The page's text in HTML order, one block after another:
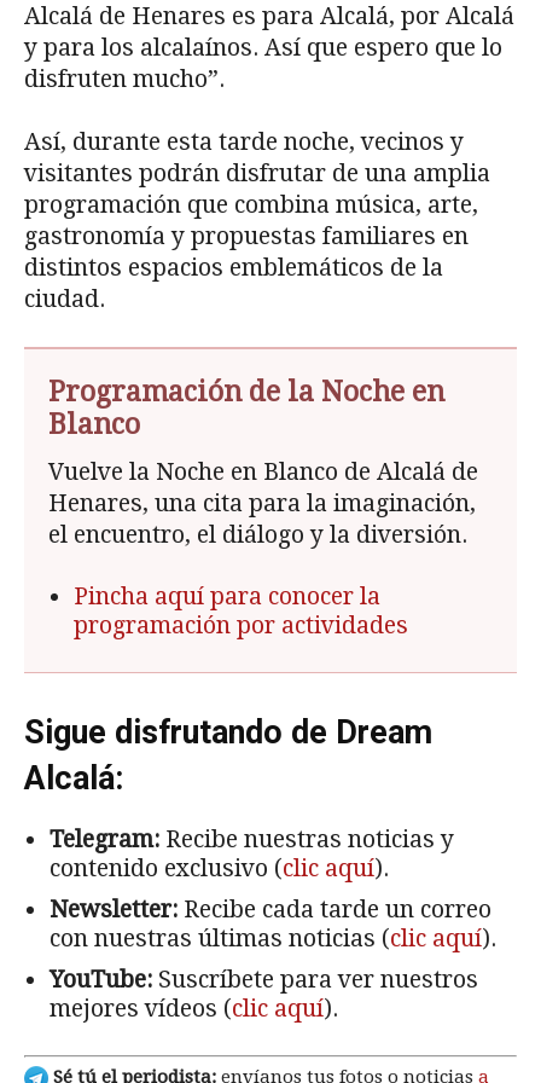
Alcalá de Henares es para Alcalá, por Alcalá
y para los alcalaínos. Así que espero que lo
disfruten mucho”.
Así, durante esta tarde noche, vecinos y
visitantes podrán disfrutar de una amplia
programación que combina música, arte,
gastronomía y propuestas familiares en
distintos espacios emblemáticos de la
ciudad.
Programación de la Noche en
Blanco
Vuelve la Noche en Blanco de Alcalá de
Henares, una cita para la imaginación,
el encuentro, el diálogo y la diversión.
Pincha aquí para conocer la
programación por actividades
Sigue disfrutando de Dream
Alcalá:
Telegram: Recibe nuestras noticias y
contenido exclusivo (clic aquí).
Newsletter: Recibe cada tarde un correo
con nuestras últimas noticias (clic aquí).
YouTube: Suscríbete para ver nuestros
mejores vídeos (clic aquí).
Sé tú el periodista: envíanos tus fotos o noticias a